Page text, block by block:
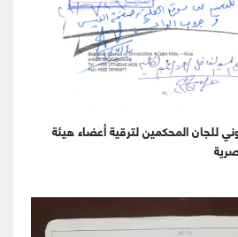
للجان المحكمين لترقية أعضاء هيئة